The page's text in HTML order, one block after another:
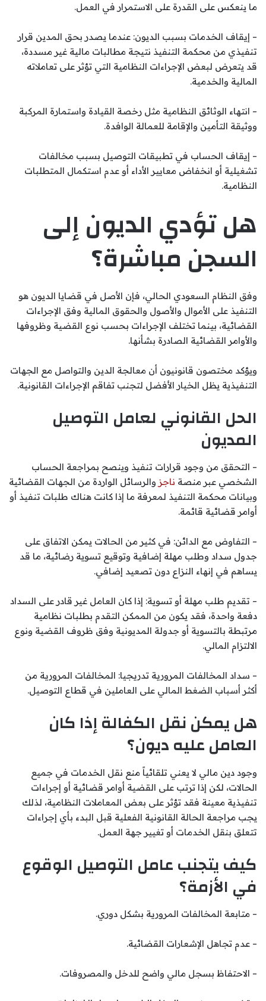
ما ينعكس على القدرة على الاستمرار في العمل.
– إيقاف الخدمات بسبب الديون: عندما يصدر بحق المدين قرار
تنفيذي من محكمة التنفيذ نتيجة مطالبات مالية غير مسددة،
قد يتعرض لبعض الإجراءات النظامية التي تؤثر على تعاملاته
المالية والخدمية.
– انتهاء الوثائق النظامية مثل رخصة القيادة واستمارة المركبة
ووثيقة التأمين والإقامة للعمالة الوافدة.
– إيقاف الحساب في تطبيقات التوصيل بسبب مخالفات
تشغيلية أو انخفاض معايير الأداء أو عدم استكمال المتطلبات
النظامية.
هل تؤدي الديون إلى
السجن مباشرة؟
وفق النظام السعودي الحالي، فإن الأصل في قضايا الديون هو
التنفيذ على الأموال والأصول والحقوق المالية وفق الإجراءات
القضائية، بينما تختلف الإجراءات بحسب نوع القضية وظروفها
والأوامر القضائية الصادرة بشأنها.
ويؤكد مختصون قانونيون أن معالجة الدين والتواصل مع الجهات
التنفيذية يظل الخيار الأفضل لتجنب تفاقم الإجراءات القانونية.
الحل القانوني لعامل التوصيل
المديون
– التحقق من وجود قرارات تنفيذ وينصح بمراجعة الحساب
الشخصي عبر منصة ناجز والرسائل الواردة من الجهات القضائية
وبيانات محكمة التنفيذ لمعرفة ما إذا كانت هناك طلبات تنفيذ أو
أوامر قضائية قائمة.
– التفاوض مع الدائن: في كثير من الحالات يمكن الاتفاق على
جدول سداد وطلب مهلة إضافية وتوقيع تسوية رضائية، ما قد
يساهم في إنهاء النزاع دون تصعيد إضافي.
– تقديم طلب مهلة أو تسوية: إذا كان العامل غير قادر على السداد
دفعة واحدة، فقد يكون من الممكن التقدم بطلبات نظامية
مرتبطة بالتسوية أو جدولة المديونية وفق ظروف القضية ونوع
الالتزام المالي.
– سداد المخالفات المرورية تدريجيا: المخالفات المرورية من
أكثر أسباب الضغط المالي على العاملين في قطاع التوصيل.
هل يمكن نقل الكفالة إذا كان
العامل عليه ديون؟
وجود دين مالي لا يعني تلقائياً منع نقل الخدمات في جميع
الحالات، لكن إذا ترتب على القضية أوامر قضائية أو إجراءات
تنفيذية معينة فقد تؤثر على بعض المعاملات النظامية، لذلك
يجب مراجعة الحالة القانونية الفعلية قبل البدء بأي إجراءات
تتعلق بنقل الخدمات أو تغيير جهة العمل.
كيف يتجنب عامل التوصيل الوقوع
في الأزمة؟
– متابعة المخالفات المرورية بشكل دوري.
– عدم تجاهل الإشعارات القضائية.
– الاحتفاظ بسجل مالي واضح للدخل والمصروفات.